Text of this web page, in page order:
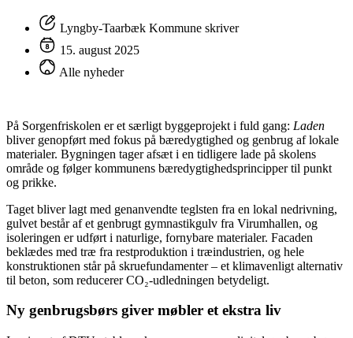
Lyngby-Taarbæk Kommune skriver
15. august 2025
Alle nyheder
På Sorgenfriskolen er et særligt byggeprojekt i fuld gang: Laden
bliver genopført med fokus på bæredygtighed og genbrug af lokale
materialer. Bygningen tager afsæt i en tidligere lade på skolens
område og følger kommunens bæredygtighedsprincipper til punkt
og prikke.
Taget bliver lagt med genanvendte teglsten fra en lokal nedrivning,
gulvet består af et genbrugt gymnastikgulv fra Virumhallen, og
isoleringen er udført i naturlige, fornybare materialer. Facaden
beklædes med træ fra restproduktion i træindustrien, og hele
konstruktionen står på skruefundamenter – et klimavenligt alternativ
til beton, som reducerer CO₂-udledningen betydeligt.
Ny genbrugsbørs giver møbler et ekstra liv